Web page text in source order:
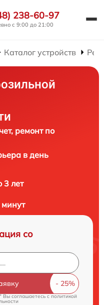
238-60-97
с 9:00 до 21:00
Каталог устройств
ремонт по
в день
3 лет
со
Вы соглашаетесь cполитикой